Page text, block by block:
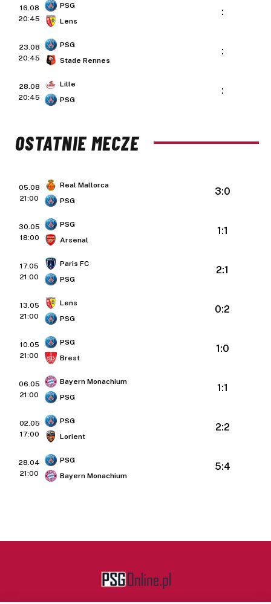
16.08
20:45
PSG
Lens
:
23.08
20:45
PSG
Stade Rennes
:
28.08
20:45
Lille
PSG
:
OSTATNIE MECZE
05.08
21:00
Real Mallorca
PSG
3:0
30.05
18:00
PSG
Arsenal
1:1
17.05
21:00
Paris FC
PSG
2:1
13.05
21:00
Lens
PSG
0:2
10.05
21:00
PSG
Brest
1:0
06.05
21:00
Bayern Monachium
PSG
1:1
02.05
17:00
PSG
Lorient
2:2
28.04
21:00
PSG
Bayern Monachium
5:4